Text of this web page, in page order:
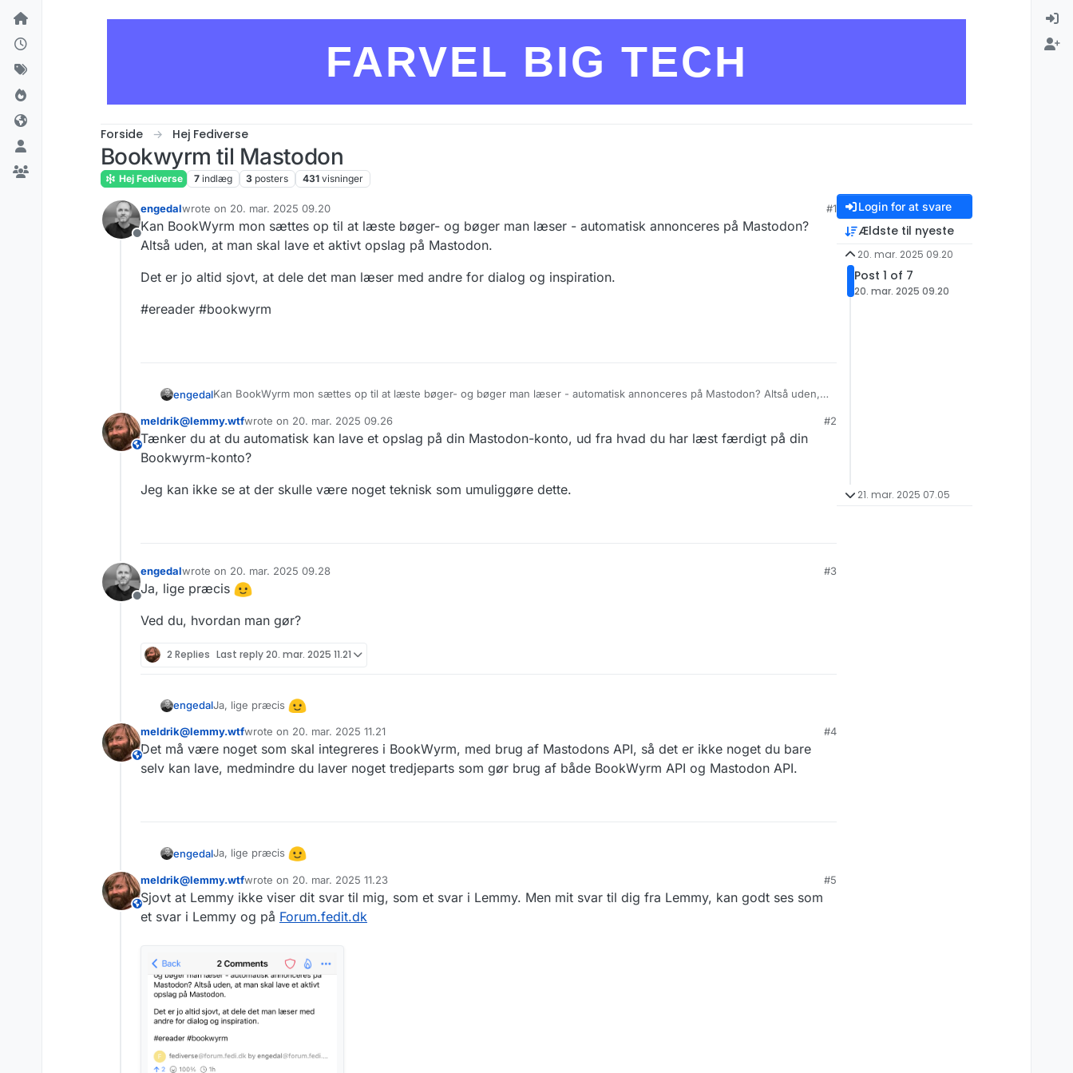
Skip to content
FARVEL BIG TECH
Forside Hej Fediverse
Bookwyrm til Mastodon
Hej Fediverse 7 indlæg 3 posters 431 visninger
Offline
engedalwrote on 20. mar. 2025 09.20
sidst redigeret af
#1
Kan BookWyrm mon sættes op til at læste bøger- og bøger man læser - automatisk annonceres på Mastodon?
Altså uden, at man skal lave et aktivt opslag på Mastodon.
Det er jo altid sjovt, at dele det man læser med andre for dialog og inspiration.
#ereader #bookwyrm
engedalKan BookWyrm mon sættes op til at læste bøger- og bøger man læser - automatisk annonceres på Mastodon? Altså uden,
Det er jo altid sjovt, at dele det man læser med andre for dialog og inspiration.
#ereader #bookwyrm
This user is from outside of this forum
meldrik@lemmy.wtfwrote on 20. mar. 2025 09.26
sidst redigeret af
#2
Tænker du at du automatisk kan lave et opslag på din Mastodon-konto, ud fra hvad du har læst færdigt på din
Bookwyrm-konto?
Jeg kan ikke se at der skulle være noget teknisk som umuliggøre dette.
Offline
engedalwrote on 20. mar. 2025 09.28
sidst redigeret af
#3
Ja, lige præcis
Ved du, hvordan man gør?
2 Replies Last reply20. mar. 2025 11.21
engedalJa, lige præcis
Ved du, hvordan man gør?
This user is from outside of this forum
meldrik@lemmy.wtfwrote on 20. mar. 2025 11.21
sidst redigeret af
#4
Det må være noget som skal integreres i BookWyrm, med brug af Mastodons API, så det er ikke noget du bare
selv kan lave, medmindre du laver noget tredjeparts som gør brug af både BookWyrm API og Mastodon API.
engedalJa, lige præcis
Ved du, hvordan man gør?
This user is from outside of this forum
meldrik@lemmy.wtfwrote on 20. mar. 2025 11.23
sidst redigeret af
#5
Sjovt at Lemmy ikke viser dit svar til mig, som et svar i Lemmy. Men mit svar til dig fra Lemmy, kan godt ses som
et svar i Lemmy og på Forum.fedit.dk
Login for at svare
Ældste til nyeste
20. mar. 2025 09.20
Post 1 of 7
20. mar. 2025 09.20
21. mar. 2025 07.05